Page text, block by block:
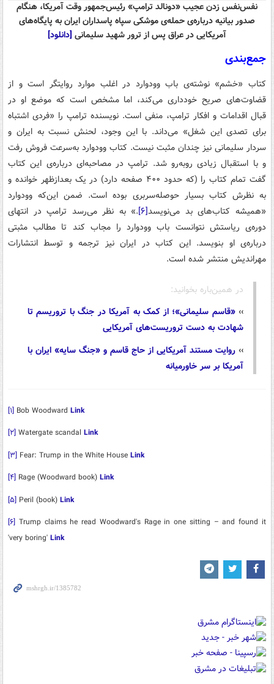
fullscreen
نفس‌نفس زدن عجیب «دونالد ترامپ» رئیس‌جمهور وقت آمریکا، هنگام
صدور بیانیه درباره‌ی حمله‌ی موشکی سپاه پاسداران ایران به پایگاه‌های
آمریکایی در عراق پس از ترور شهید سلیمانی [دانلود]
جمع‌بندی
کتاب «خشم» نوشته‌ی باب وودوارد در اغلب موارد روایتگر است و از
قضاوت‌های صریح خودداری می‌کند، اما مشخص است که موضع او در
قبال اقدامات و افکار ترامپ، منفی است. نویسنده ترامپ را «فردی اشتباه
برای تصدی این شغل» می‌داند. با این وجود، لحنش نسبت به ایران و
سردار سلیمانی نیز چندان مثبت نیست. کتاب وودوارد به‌سرعت فروش رفت
و با استقبال زیادی روبه‌رو شد. ترامپ در مصاحبه‌ای درباره‌ی این کتاب
گفت تمام کتاب را (که حدود ۴۰۰ صفحه دارد) در یک بعدازظهر خوانده و
به نظرش کتاب بسیار حوصله‌سربری بوده است. ضمن این‌که وودوارد
«همیشه کتاب‌های بد می‌نویسد[۶].» به نظر می‌رسد ترامپ در انتهای
دوره‌ی ریاستش نتوانست باب وودوارد را مجاب کند تا مطالب مثبتی
درباره‌ی او بنویسد. این کتاب در ایران نیز ترجمه و توسط انتشارات
مهراندیش منتشر شده است.
در همین‌باره بخوانید:
›› «قاسم سلیمانی»؛ از کمک به آمریکا در جنگ با تروریسم تا
شهادت به دست تروریست‌های آمریکایی
›› روایت مستند آمریکایی از حاج قاسم و «جنگ سایه» ایران با
آمریکا بر سر خاورمیانه
[۱] Bob Woodward Link
[۲] Watergate scandal Link
[۳] Fear: Trump in the White House Link
[۴] Rage (Woodward book) Link
[۵] Peril (book) Link
[۶] Trump claims he read Woodward's Rage in one sitting – and found it
'very boring' Link